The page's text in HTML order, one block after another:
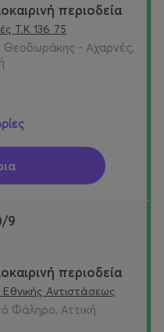
περιοδεία
Τ.Κ 136 75
Θεοδωράκης - Αχαρνές,
9
περιοδεία
Αντιστάσεως
Φάληρο, Αττική